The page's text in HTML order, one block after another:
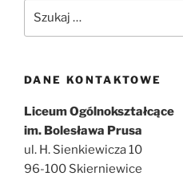
DANE KONTAKTOWE
Liceum Ogólnokształcące
im. Bolesława Prusa
ul. H. Sienkiewicza 10
96-100 Skierniewice